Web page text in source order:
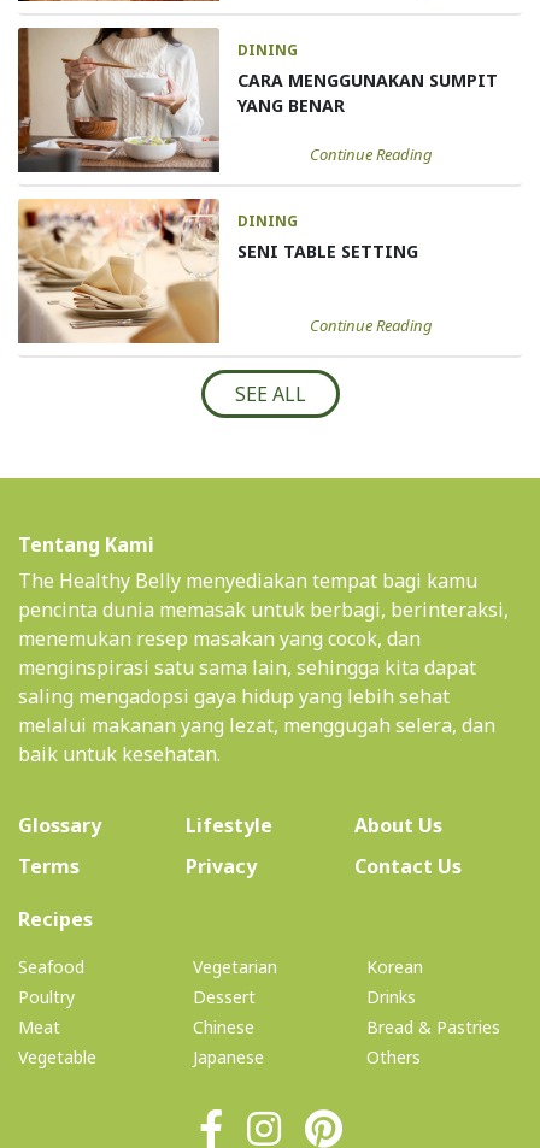
DINING
CARA MENGGUNAKAN SUMPIT
YANG BENAR
Continue Reading
DINING
SENI TABLE SETTING
Continue Reading
SEE ALL
Tentang Kami
The Healthy Belly menyediakan tempat bagi kamu
pencinta dunia memasak untuk berbagi, berinteraksi,
menemukan resep masakan yang cocok, dan
menginspirasi satu sama lain, sehingga kita dapat
saling mengadopsi gaya hidup yang lebih sehat
melalui makanan yang lezat, menggugah selera, dan
baik untuk kesehatan.
Glossary Lifestyle About Us(current)
Terms
Privacy
Contact Us
Recipes(current)
Seafood
Poultry
Meat
Vegetable
Vegetarian
Dessert
Chinese
Japanese
Korean
Drinks
Bread & Pastries
Others